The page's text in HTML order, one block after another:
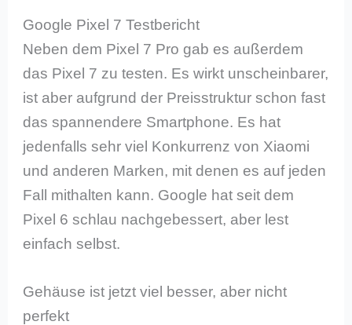
Google Pixel 7 Testbericht
Neben dem Pixel 7 Pro gab es außerdem
das Pixel 7 zu testen. Es wirkt unscheinbarer,
ist aber aufgrund der Preisstruktur schon fast
das spannendere Smartphone. Es hat
jedenfalls sehr viel Konkurrenz von Xiaomi
und anderen Marken, mit denen es auf jeden
Fall mithalten kann. Google hat seit dem
Pixel 6 schlau nachgebessert, aber lest
einfach selbst.
Gehäuse ist jetzt viel besser, aber nicht
perfekt